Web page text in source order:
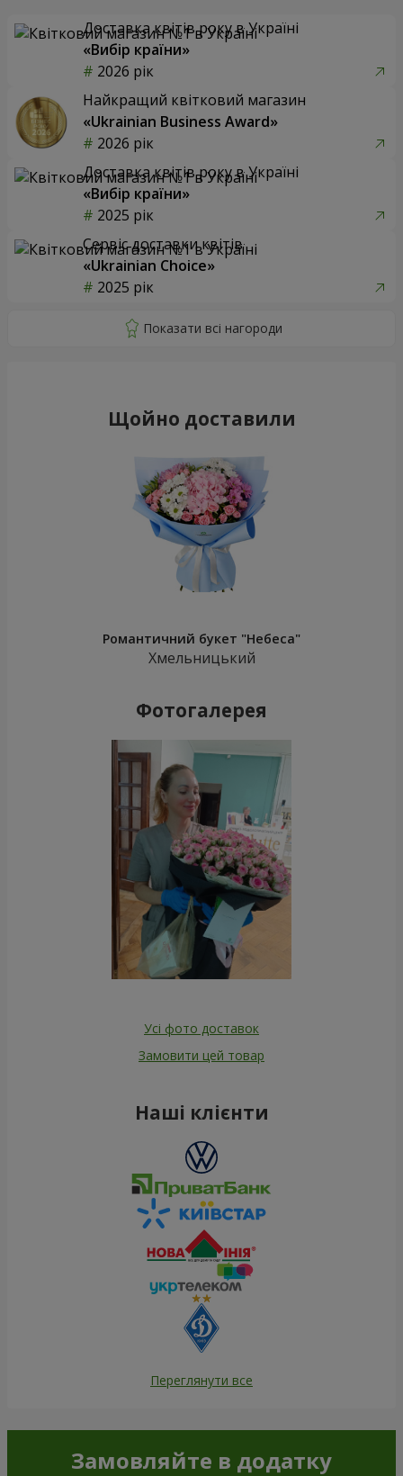
Доставка квітів року в Україні
«Вибір країни»
2026 рік
Найкращий квітковий магазин
«Ukrainian Business Award»
2026 рік
Доставка квітів року в Україні
«Вибір країни»
2025 рік
Сервіс доставки квітів
«Ukrainian Choice»
2025 рік
Щойно доставили
Романтичний букет "Небеса"
Хмельницький
Фотогалерея
Усі фото доставок
Замовити цей товар
Наші клієнти
Переглянути все
Замовляйте в додатку